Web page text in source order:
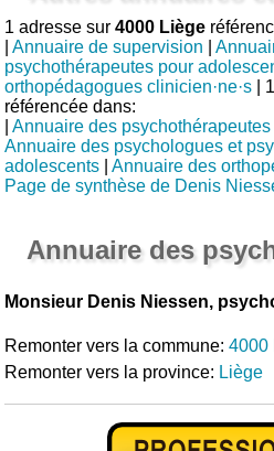
1 adresse sur4000 Liège
|Annuaire de supervision |
psychothérapeutes pour
orthopédagogues clinicien·ne·s |
référencée dans:
|Annuaire des psychothérapeutes
Annuaire des psychologues et
adolescents |Annuaire des
Page de synthèse de Denis
Annuaire des
Monsieur Denis Niessen,
Remonter vers la commune:4000
Remonter vers la province: Liège